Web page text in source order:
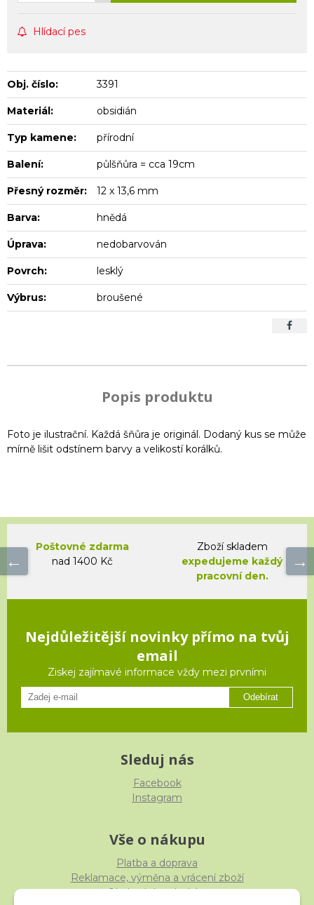
Hlídací pes
Obj. číslo: 3391
Materiál: obsidián
Typ kamene: přírodní
Balení: půlšňůra = cca 19cm
Přesný rozměr: 12 x 13,6 mm
Barva: hnědá
Úprava: nedobarvován
Povrch: lesklý
Výbrus: broušené
Popis produktu
Foto je ilustrační. Každá šňůra je originál. Dodaný kus se může
mírně lišit odstínem barvy a velikostí korálků.
Poštovné zdarma
nad 1400 Kč
Zboží skladem
expedujeme každý
pracovní den.
Nejdůležitější novinky přímo na tvůj
email
Ziskej zajímavé informace vždy mezi prvními
Odebírat
Sleduj nás
Facebook
Instagram
Vše o nákupu
Platba a doprava
Reklamace, výměna a vrácení zboží
Obchodní podmínky